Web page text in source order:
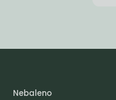
Nebaleno